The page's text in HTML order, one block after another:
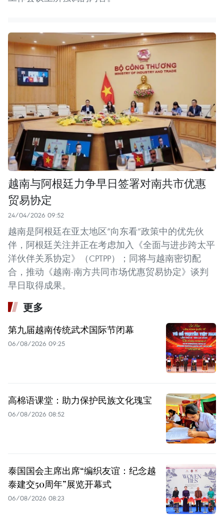
越南与阿根廷力争早日签署对南共市优惠
贸易协定
24/04/2026 09:52
越南是阿根廷在亚太地区“向东看”政策中的优先伙
伴，阿根廷关注并正在考虑加入《全面与进步跨太平
洋伙伴关系协定》（CPTPP）；同将与越南密切配
合，推动《越南-南方共同市场优惠贸易协定》谈判
早日取得成果。
更多
第九届越南传统武术国际节闭幕
06/08/2026 09:25
高棉语课堂：助力保护民族文化瑰宝
06/08/2026 08:52
泰国国会主席出席“编织友谊：纪念越
泰建交50周年”展览开幕式
06/08/2026 08:23